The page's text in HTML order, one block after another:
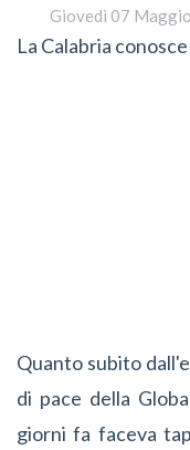
Giovedì 07
La Calabria
Quanto subito
di pace della
giorni fa faceva